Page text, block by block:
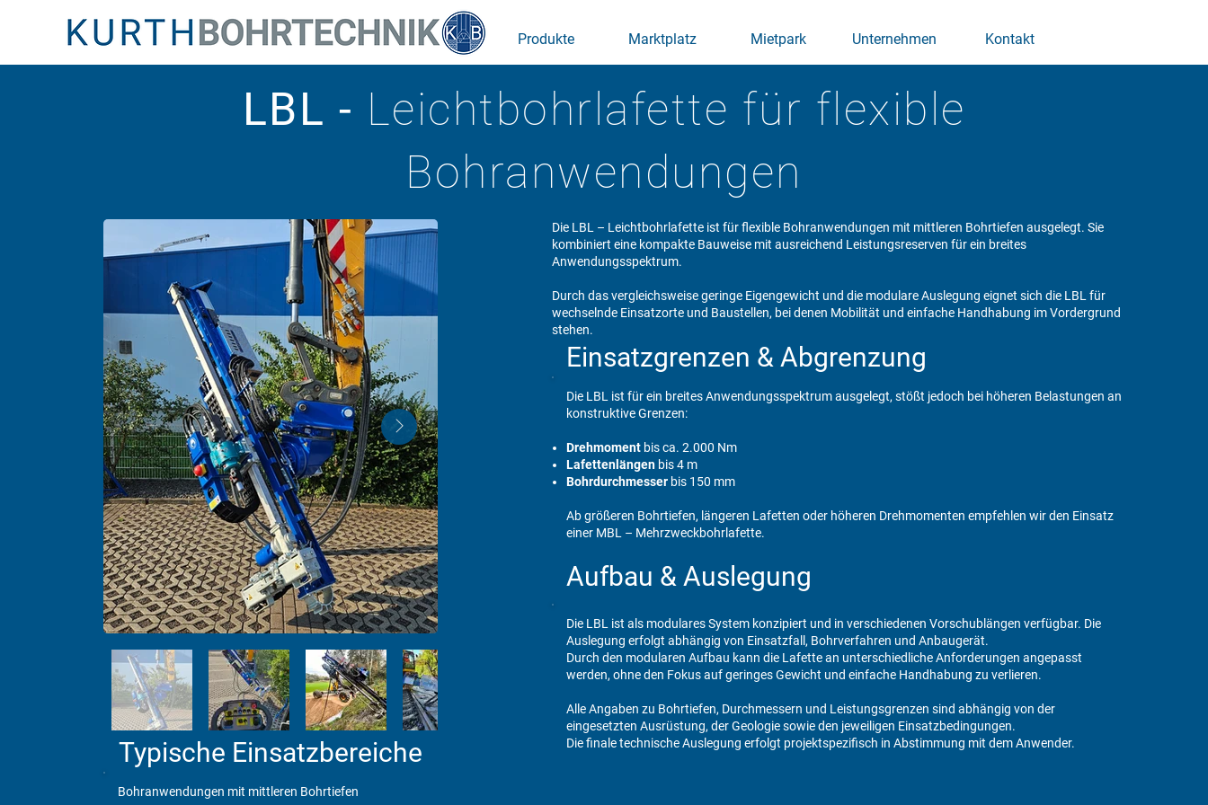
Produkte Marktplatz Mietpark Unternehmen Kontakt
LBL - Leichtbohrlafette für flexible
Bohranwendungen
Typische Einsatzbereiche
Die LBL – Leichtbohrlafette ist für flexible Bohranwendungen mit mittleren Bohrtiefen ausgelegt. Sie
kombiniert eine kompakte Bauweise mit ausreichend Leistungsreserven für ein breites
Anwendungsspektrum.
Durch das vergleichsweise geringe Eigengewicht und die modulare Auslegung eignet sich die LBL für
wechselnde Einsatzorte und Baustellen, bei denen Mobilität und einfache Handhabung im Vordergrund
stehen.
Einsatzgrenzen & Abgrenzung
Die LBL ist für ein breites Anwendungsspektrum ausgelegt, stößt jedoch bei höheren Belastungen an
konstruktive Grenzen:
Drehmoment bis ca. 2.000 Nm
Lafettenlängen bis 4 m
Bohrdurchmesser bis 150 mm
Ab größeren Bohrtiefen, längeren Lafetten oder höheren Drehmomenten empfehlen wir den Einsatz
einer MBL – Mehrzweckbohrlafette.
Aufbau & Auslegung
Die LBL ist als modulares System konzipiert und in verschiedenen Vorschublängen verfügbar. Die
Auslegung erfolgt abhängig von Einsatzfall, Bohrverfahren und Anbaugerät.
Durch den modularen Aufbau kann die Lafette an unterschiedliche Anforderungen angepasst
werden, ohne den Fokus auf geringes Gewicht und einfache Handhabung zu verlieren.
Alle Angaben zu Bohrtiefen, Durchmessern und Leistungsgrenzen sind abhängig von der
eingesetzten Ausrüstung, der Geologie sowie den jeweiligen Einsatzbedingungen.
Die finale technische Auslegung erfolgt projektspezifisch in Abstimmung mit dem Anwender.
Bohranwendungen mit mittleren Bohrtiefen